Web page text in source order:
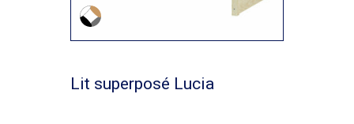
Lit superposé Lucia